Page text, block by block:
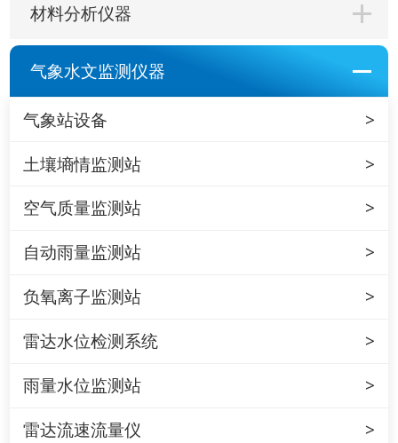
材料分析仪器
气象水文监测仪器
气象站设备
土壤墒情监测站
空气质量监测站
自动雨量监测站
负氧离子监测站
雷达水位检测系统
雨量水位监测站
雷达流速流量仪